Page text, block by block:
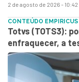
2 de agosto de 2026 - 10:42
CONTEÚDO EMPIRICUS
Totvs (TOTS3):
enfraquecer, a